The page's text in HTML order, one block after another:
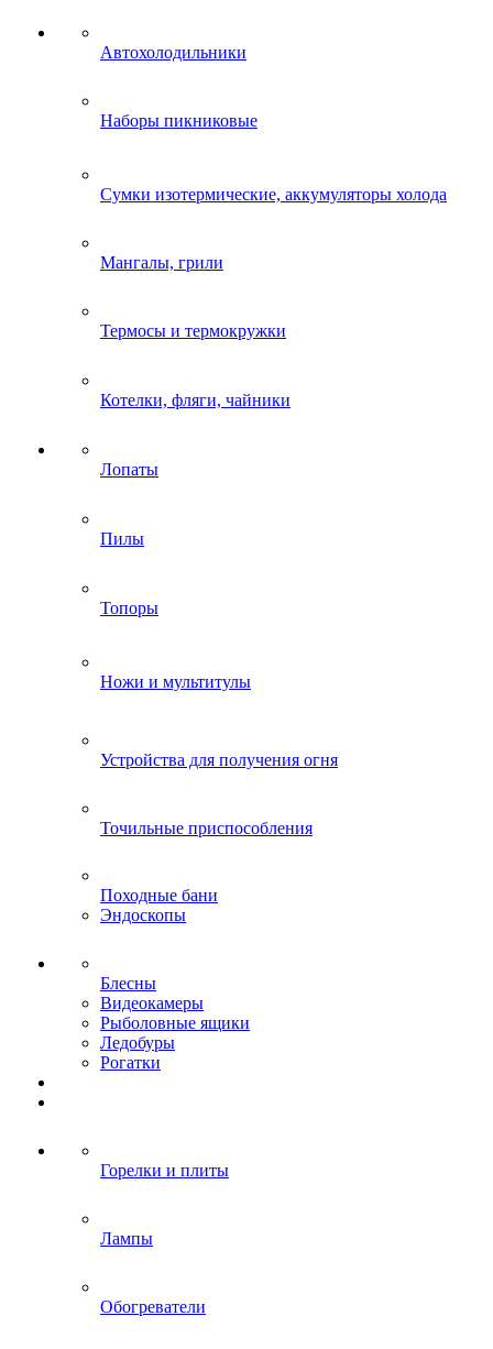
Автохолодильники
Наборы пикниковые
Сумки изотермические, аккумуляторы холода
Мангалы, грили
Термосы и термокружки
Котелки, фляги, чайники
Лопаты
Пилы
Топоры
Ножи и мультитулы
Устройства для получения огня
Точильные приспособления
Походные бани
Эндоскопы
Блесны
Видеокамеры
Рыболовные ящики
Ледобуры
Рогатки
Горелки и плиты
Лампы
Обогреватели